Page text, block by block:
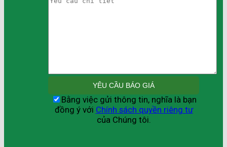
Bằng việc gửi thông tin, nghĩa là bạn
đồng ý với Chính sách quyền riêng tư
của Chúng tôi.